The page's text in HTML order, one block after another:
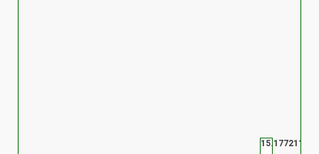
15.1772118